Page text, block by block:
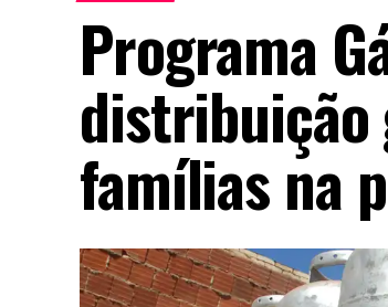
Programa
distribuição
famílias na